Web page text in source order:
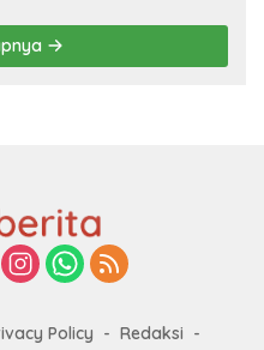
Policy
Redaksi